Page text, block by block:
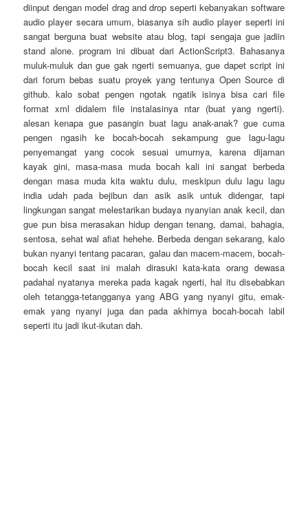
diinput dengan model drag and drop seperti kebanyakan software
audio player secara umum, biasanya sih audio player seperti ini
sangat berguna buat website atau blog, tapi sengaja gue jadiin
stand alone. program ini dibuat dari ActionScript3. Bahasanya
muluk-muluk dan gue gak ngerti semuanya, gue dapet script ini
dari forum bebas suatu proyek yang tentunya Open Source di
github. kalo sobat pengen ngotak ngatik isinya bisa cari file
format xml didalem file instalasinya ntar (buat yang ngerti).
alesan kenapa gue pasangin buat lagu anak-anak? gue cuma
pengen ngasih ke bocah-bocah sekampung gue lagu-lagu
penyemangat yang cocok sesuai umurnya, karena dijaman
kayak gini, masa-masa muda bocah kali ini sangat berbeda
dengan masa muda kita waktu dulu, meskipun dulu lagu lagu
india udah pada bejibun dan asik asik untuk didengar, tapi
lingkungan sangat melestarikan budaya nyanyian anak kecil, dan
gue pun bisa merasakan hidup dengan tenang, damai, bahagia,
sentosa, sehat wal afiat hehehe. Berbeda dengan sekarang, kalo
bukan nyanyi tentang pacaran, galau dan macem-macem, bocah-
bocah kecil saat ini malah dirasuki kata-kata orang dewasa
padahal nyatanya mereka pada kagak ngerti, hal itu disebabkan
oleh tetangga-tetangganya yang ABG yang nyanyi gitu, emak-
emak yang nyanyi juga dan pada akhirnya bocah-bocah labil
seperti itu jadi ikut-ikutan dah.